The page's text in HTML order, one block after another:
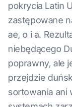
pokrycia Latin
zastępowane
ae, o i a.
niebędącego
poprawny, ale
przejdzie
sortowania ani